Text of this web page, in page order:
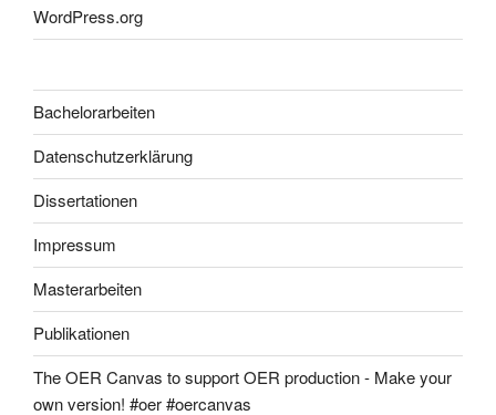
WordPress.org
Bachelorarbeiten
Datenschutzerklärung
Dissertationen
Impressum
Masterarbeiten
Publikationen
The OER Canvas to support OER production - Make your
own version! #oer #oercanvas